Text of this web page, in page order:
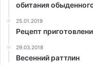
обитания
25.01.2019
Рецепт
29.03.2018
Весенний раттлин